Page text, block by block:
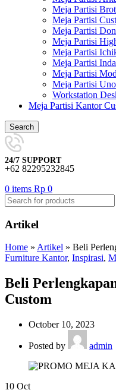
Meja Partisi
Meja Partisi
Meja Partisi
Meja Partisi
Meja Partisi
Meja Partisi
Meja Partisi
Meja Partisi Uno
Workstation
Meja Partisi Kantor
Search
24/7 SUPPORT
+62 82295232845
0 items Rp 0
Artikel
Home » Artikel » Beli
Furniture Kantor, Inspirasi,
Beli
Custom
October 10, 2023
Posted by admin
10 Oct